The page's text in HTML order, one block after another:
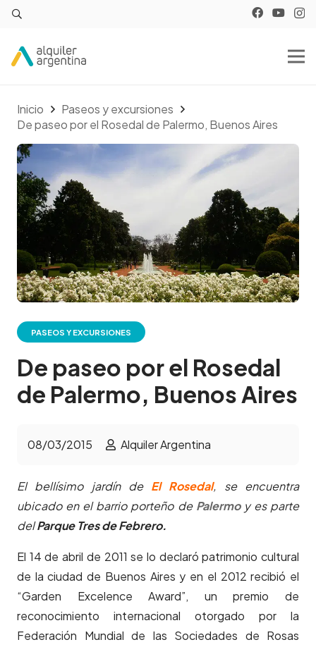
Inicio
Paseos y excursiones
De paseo por el Rosedal de Palermo, Buenos Aires
PASEOS Y EXCURSIONES
De paseo por el Rosedal
de Palermo, Buenos Aires
08/03/2015 Alquiler Argentina
El bellísimo jardín de El Rosedal, se encuentra
ubicado en el barrio porteño de Palermo y es parte
delParque Tres de Febrero.
El 14 de abril de 2011 se lo declaró patrimonio cultural
de la ciudad de Buenos Aires y en el 2012 recibió el
“Garden Excelence Award”, un premio de
reconocimiento internacional otorgado por la
Federación Mundial de las Sociedades de Rosas